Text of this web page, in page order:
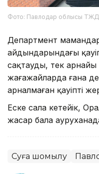
Фото: Павлодар облысы ТЖД
Департмент
айдындарындағы
сақтауды, тек
жағажайларда ғана
арналмаған қауіпті
Еске сала кетейік,
жасар бала
Суға шомылу